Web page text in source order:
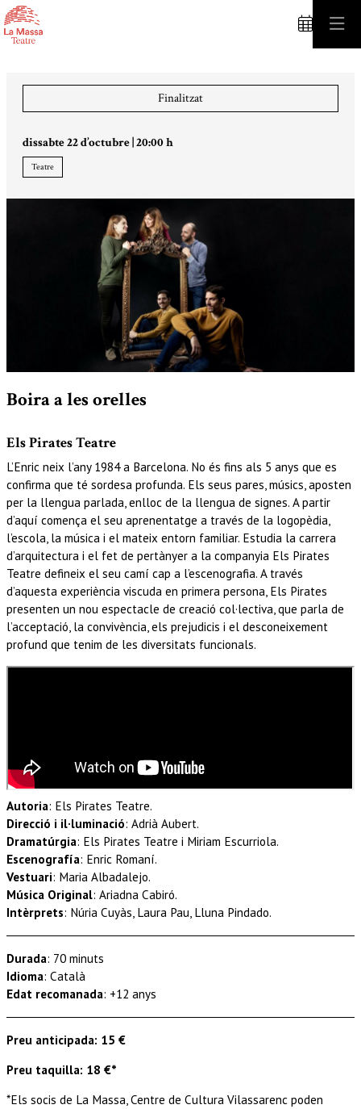
Finalitzat
dissabte 22 d’octubre|20:00 h
Teatre
Boira a les orelles
Els Pirates Teatre
L’Enric neix l’any 1984 a Barcelona. No és fins als 5 anys que es
confirma que té sordesa profunda. Els seus pares, músics, aposten
per la llengua parlada, enlloc de la llengua de signes. A partir
d’aquí comença el seu aprenentatge a través de la logopèdia,
l’escola, la música i el mateix entorn familiar. Estudia la carrera
d’arquitectura i el fet de pertànyer a la companyia Els Pirates
Teatre defineix el seu camí cap a l’escenografia. A través
d’aquesta experiència viscuda en primera persona, Els Pirates
presenten un nou espectacle de creació col·lectiva, que parla de
l’acceptació, la convivència, els prejudicis i el desconeixement
profund que tenim de les diversitats funcionals.
Autoria: Els Pirates Teatre.
Direcció i il·luminació: Adrià Aubert.
Dramatúrgia: Els Pirates Teatre i Miriam Escurriola.
Escenografía: Enric Romaní.
Vestuari: Maria Albadalejo.
Música Original: Ariadna Cabiró.
Intèrprets: Núria Cuyàs, Laura Pau, Lluna Pindado.
Durada: 70 minuts
Idioma: Català
Edat recomanada: +12 anys
Preu anticipada: 15 €
Preu taquilla: 18 €*
*Els socis de La Massa, Centre de Cultura Vilassarenc poden